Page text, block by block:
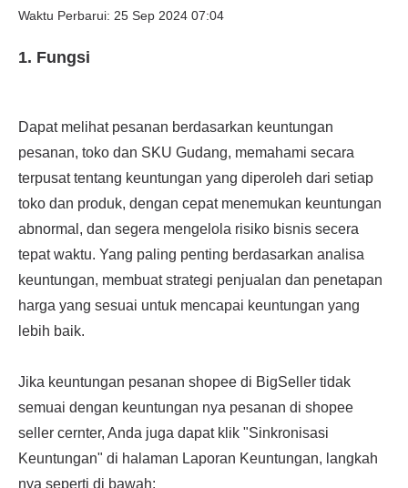
Waktu Perbarui: 25 Sep 2024 07:04